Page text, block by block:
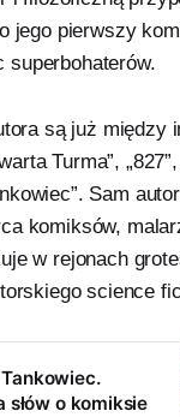
jego pierwszy
superbohaterów.
są już między
Turma”,
Sam
komiksów,
w rejonach
science
słów o komiksie